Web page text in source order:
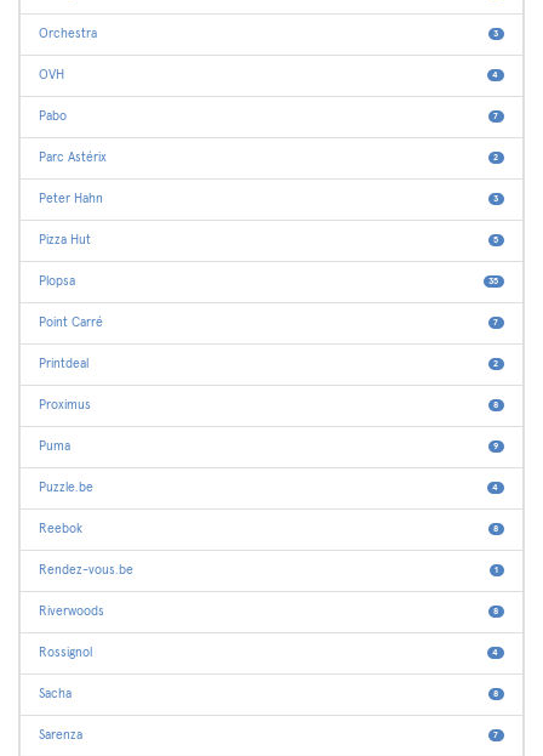
Orchestra 3
OVH 4
Pabo 7
Parc Astérix 2
Peter Hahn 3
Pizza Hut 5
Plopsa 35
Point Carré 7
Printdeal 2
Proximus 8
Puma 9
Puzzle.be 4
Reebok 8
Rendez-vous.be 1
Riverwoods 8
Rossignol 4
Sacha 8
Sarenza 7